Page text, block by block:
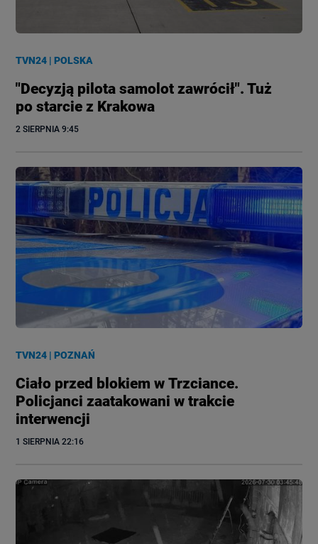
TVN24 |POLSKA
"Decyzją pilota samolot zawrócił". Tuż
po starcie z Krakowa
2 SIERPNIA 9:45
TVN24 |POZNAŃ
Ciało przed blokiem w Trzciance.
Policjanci zaatakowani w trakcie
interwencji
1 SIERPNIA 22:16